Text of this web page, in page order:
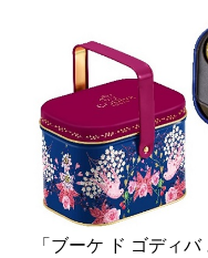
「ブーケ ド ゴディ